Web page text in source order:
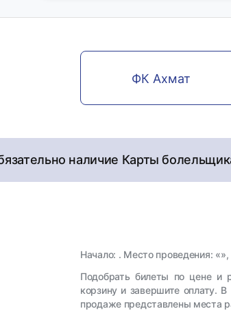
ФК Ахмат
наличие Карты
Начало: . Место проведения: «»,
Подобрать билеты по цене и
корзину и завершите оплату.
продаже представлены места